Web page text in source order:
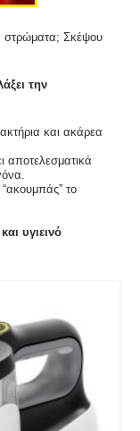
στρώματα; Σκέψου
την
και ακάρεα
αποτελεσματικά
“ακουμπάς” το
υγιεινό